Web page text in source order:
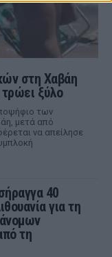
στη Χαβάη
τρώει ξύλο
των
μετά από
να απείλησε
40
για τη
τη